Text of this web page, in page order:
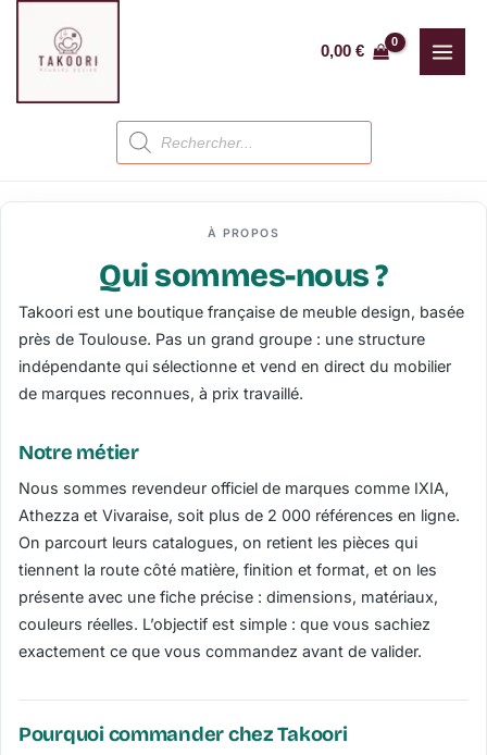
contenu
0,00 €
Recherche
de
produits
À PROPOS
Qui sommes-nous ?
Takoori est une boutique française de meuble design, basée
près de Toulouse. Pas un grand groupe : une structure
indépendante qui sélectionne et vend en direct du mobilier
de marques reconnues, à prix travaillé.
Notre métier
Nous sommes revendeur officiel de marques comme IXIA,
Athezza et Vivaraise, soit plus de 2 000 références en ligne.
On parcourt leurs catalogues, on retient les pièces qui
tiennent la route côté matière, finition et format, et on les
présente avec une fiche précise : dimensions, matériaux,
couleurs réelles. L’objectif est simple : que vous sachiez
exactement ce que vous commandez avant de valider.
Pourquoi commander chez Takoori